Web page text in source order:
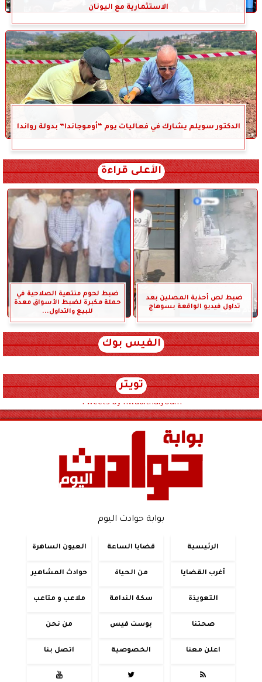
الاستثمارية مع اليونان
الدكتور سويلم يشارك في فعاليات يوم “أوموجاندا” بدولة رواندا
الأعلى قراءة
ضبط لص أحذية المصلين بعد
تداول فيديو الواقعة بسوهاج
ضبط لحوم منتهية الصلاحية في
حملة مكبرة لضبط الأسواق معدة
للبيع والتداول...
الفيس بوك
تويتر
Tweets by hwadithalyoum
بوابة حوادث اليوم
الرئيسية قضايا الساعة العيون الساهرة
أغرب القضايا من الحياة حوادث المشاهير
التعويذة سكة الندامة ملاعب و متاعب
صحتنا بوست فيس من نحن
اعلن معنا الخصوصية اتصل بنا


